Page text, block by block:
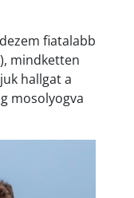
fiatalabb
mindketten
hallgat a
mosolyogva